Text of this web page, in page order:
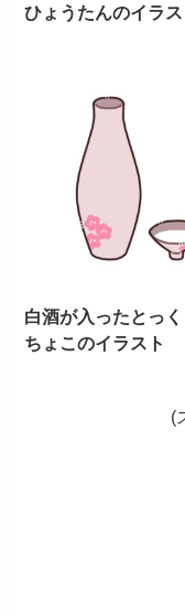
ひょうたんのイラス
白酒が入ったとっ
ちょこのイラスト
(